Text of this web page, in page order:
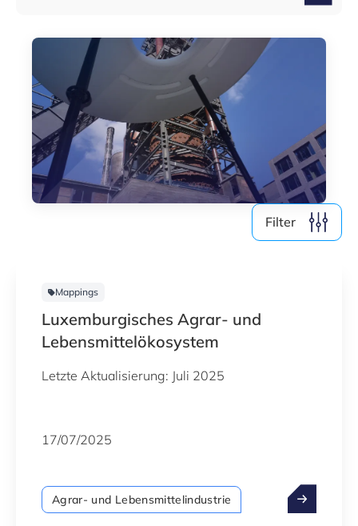
Filter
Nach Jahr filtern
2026
2025
2024
2023
Mappings
Luxemburgisches Agrar- und
Lebensmittelökosystem
Letzte Aktualisierung: Juli 2025
17/07/2025
Agrar- und Lebensmittelindustrie